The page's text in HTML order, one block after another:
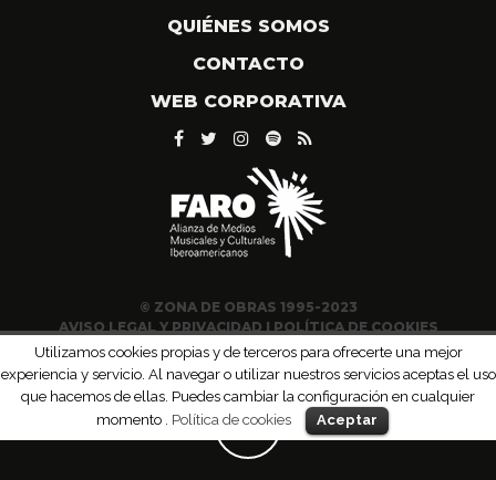
QUIÉNES SOMOS
CONTACTO
WEB CORPORATIVA
© ZONA DE OBRAS 1995-2023
AVISO LEGAL Y PRIVACIDAD|POLÍTICA DE COOKIES
Utilizamos cookies propias y de terceros para ofrecerte una mejor
experiencia y servicio. Al navegar o utilizar nuestros servicios aceptas el uso
que hacemos de ellas. Puedes cambiar la configuración en cualquier
momento . Política de cookies Aceptar